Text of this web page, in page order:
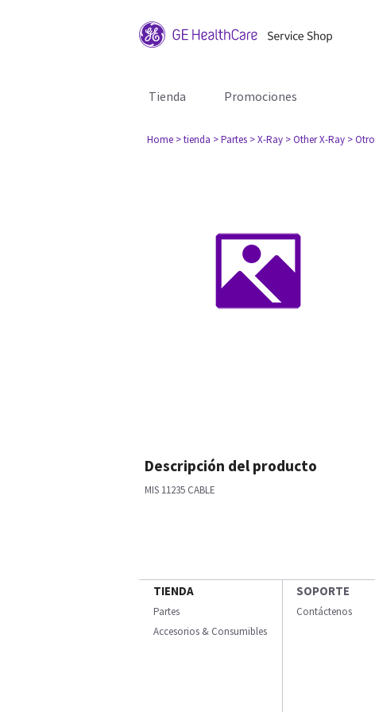
Tienda Promociones
Home > tienda > Partes > X-Ray > Other X-Ray > Otro
Descripción del producto
MIS 11235 CABLE
TIENDA
Partes
Accesorios & Consumibles
SOPORTE
Contáctenos